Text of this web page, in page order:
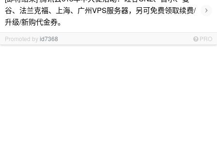
谷、法兰克福、上海、广州VPS服务器，另可免费领取续费/
升级/新购代金券。
›
Promoted byid7368 PRO